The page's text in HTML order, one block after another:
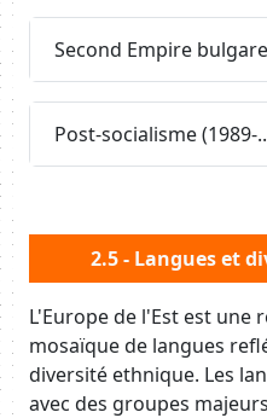
Second Empire bulgare
Post-socialisme (1989-
2.5 - Langues et
L'Europe de l'Est est une
mosaïque de langues
diversité ethnique. Les
avec des groupes